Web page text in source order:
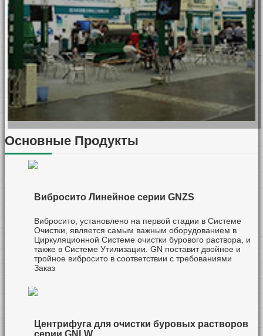
GN 2008-2026:
Focus on
Separation
Основные Продукты
Вибросито Линейное серии GNZS
Вибросито, установлено на первой стадии в Системе
Очистки, является самым важным оборудованием в
Циркуляционной Системе очистки бурового раствора, и
также в Системе Утилизации. GN поставит двойное и
тройное вибросито в соответствии с требованиями
Заказ
Центрифуга для очистки буровых растворов
серии GNLW